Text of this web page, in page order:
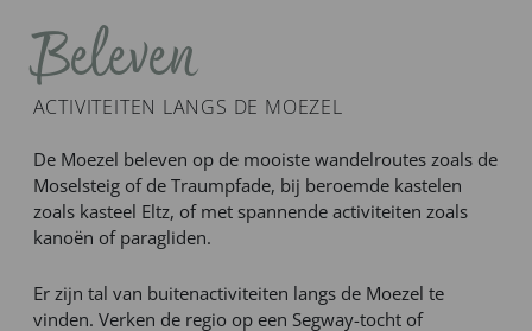
ACTIVITEITEN LANGS DE MOEZEL
Beleven
De Moezel beleven op de mooiste wandelroutes zoals de
Moselsteig of de Traumpfade, bij beroemde kastelen
zoals kasteel Eltz, of met spannende activiteiten zoals
kanoën of paragliden.
Er zijn tal van buitenactiviteiten langs de Moezel te
vinden. Verken de regio op een Segway-tocht of